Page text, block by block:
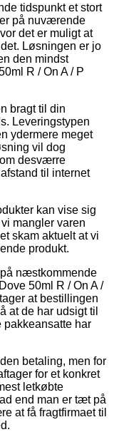
tidspunkt et stort
på nuværende
det er muligt at
Løsningen er jo
den mindst
R / On A / P
bragt til din
Leveringstypen
ydermere meget
vil dog
desværre
til internet
kan vise sig
mangler varen
skam aktuelt at vi
produkt.
næstkommende
50ml R / On A /
at bestillingen
at de har udsigt til
pakkeansatte har
betaling, men for
for et konkret
letkøbte
end man er tæt på
at få fragtfirmaet til